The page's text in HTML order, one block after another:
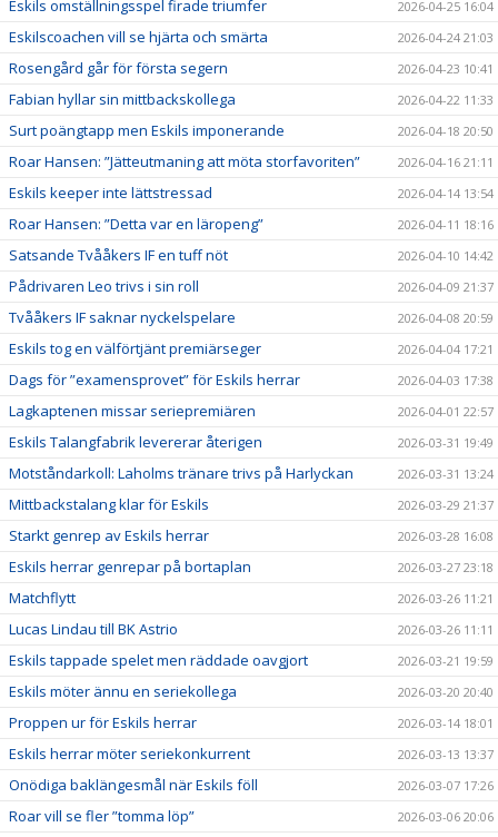
Eskils omställningsspel firade triumfer 2026-04-25 16:04
Eskilscoachen vill se hjärta och smärta 2026-04-24 21:03
Rosengård går för första segern 2026-04-23 10:41
Fabian hyllar sin mittbackskollega 2026-04-22 11:33
Surt poängtapp men Eskils imponerande 2026-04-18 20:50
Roar Hansen: ”Jätteutmaning att möta storfavoriten” 2026-04-16 21:11
Eskils keeper inte lättstressad 2026-04-14 13:54
Roar Hansen: ”Detta var en läropeng” 2026-04-11 18:16
Satsande Tvååkers IF en tuff nöt 2026-04-10 14:42
Pådrivaren Leo trivs i sin roll 2026-04-09 21:37
Tvååkers IF saknar nyckelspelare 2026-04-08 20:59
Eskils tog en välförtjänt premiärseger 2026-04-04 17:21
Dags för ”examensprovet” för Eskils herrar 2026-04-03 17:38
Lagkaptenen missar seriepremiären 2026-04-01 22:57
Eskils Talangfabrik levererar återigen 2026-03-31 19:49
Motståndarkoll: Laholms tränare trivs på Harlyckan 2026-03-31 13:24
Mittbackstalang klar för Eskils 2026-03-29 21:37
Starkt genrep av Eskils herrar 2026-03-28 16:08
Eskils herrar genrepar på bortaplan 2026-03-27 23:18
Matchflytt 2026-03-26 11:21
Lucas Lindau till BK Astrio 2026-03-26 11:11
Eskils tappade spelet men räddade oavgjort 2026-03-21 19:59
Eskils möter ännu en seriekollega 2026-03-20 20:40
Proppen ur för Eskils herrar 2026-03-14 18:01
Eskils herrar möter seriekonkurrent 2026-03-13 13:37
Onödiga baklängesmål när Eskils föll 2026-03-07 17:26
Roar vill se fler ”tomma löp” 2026-03-06 20:06